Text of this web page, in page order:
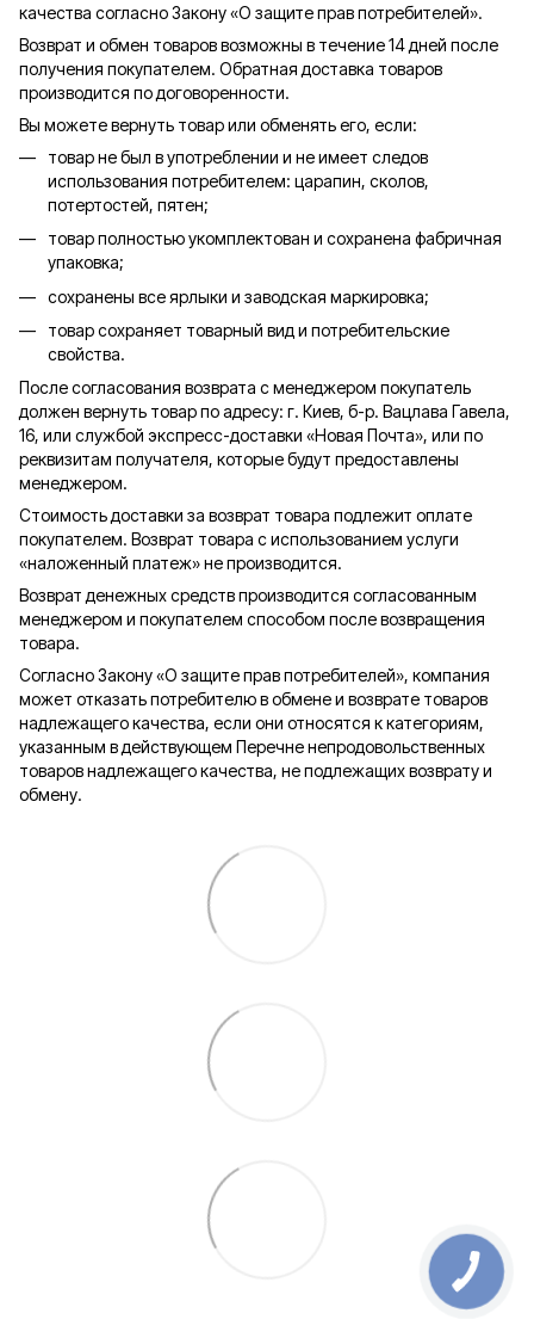
качества согласно Закону «О защите прав потребителей».
Возврат и обмен товаров возможны в течение 14 дней после
получения покупателем. Обратная доставка товаров
производится по договоренности.
Вы можете вернуть товар или обменять его, если:
товар не был в употреблении и не имеет следов
использования потребителем: царапин, сколов,
потертостей, пятен;
товар полностью укомплектован и сохранена фабричная
упаковка;
сохранены все ярлыки и заводская маркировка;
товар сохраняет товарный вид и потребительские
свойства.
После согласования возврата с менеджером покупатель
должен вернуть товар по адресу: г. Киев, б-р. Вацлава Гавела,
16, или службой экспресс-доставки «Новая Почта», или по
реквизитам получателя, которые будут предоставлены
менеджером.
Стоимость доставки за возврат товара подлежит оплате
покупателем. Возврат товара с использованием услуги
«наложенный платеж» не производится.
Возврат денежных средств производится согласованным
менеджером и покупателем способом после возвращения
товара.
Согласно Закону «О защите прав потребителей», компания
может отказать потребителю в обмене и возврате товаров
надлежащего качества, если они относятся к категориям,
указанным в действующем Перечне непродовольственных
товаров надлежащего качества, не подлежащих возврату и
обмену.